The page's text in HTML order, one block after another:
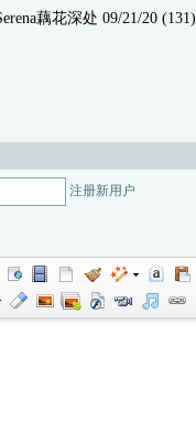
藕花深处 09/21/20 (131)
注册新用户